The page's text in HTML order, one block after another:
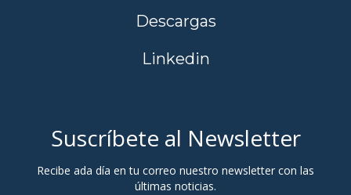
Descargas
Linkedin
Suscríbete al Newsletter
Recibe ada día en tu correo nuestro newsletter con las
últimas noticias.